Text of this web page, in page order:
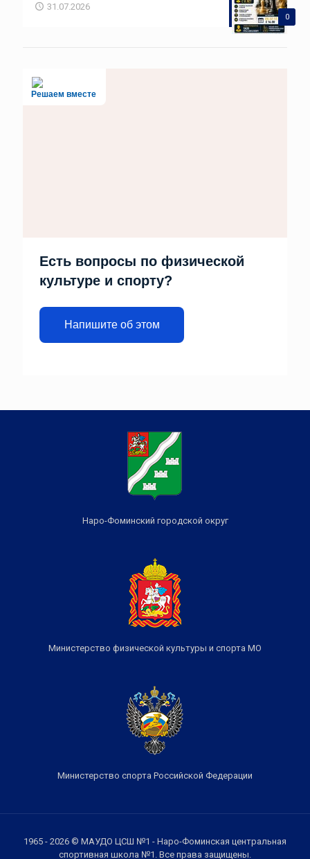
0
31.07.2026
Решаем вместе
Есть вопросы по физической
культуре и спорту?
Напишите об этом
Наро-Фоминский городской округ
Министерство физической культуры и спорта МО
Министерство спорта Российской Федерации
1965 - 2026 © МАУДО ЦСШ №1 - Наро-Фоминская центральная
спортивная школа №1. Все права защищены.